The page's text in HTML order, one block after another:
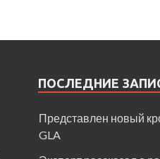
ПОСЛЕДНИЕ
Представлен новый
GLA